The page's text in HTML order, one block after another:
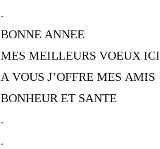
.
BONNE ANNEE
MES MEILLEURS VOEUX ICI
A VOUS J’OFFRE MES AMIS
BONHEUR ET SANTE
.
.